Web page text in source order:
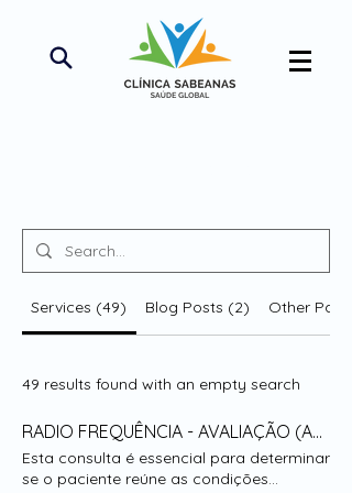
Services (49) Blog Posts (2) Other
49 results found with an empty search
RADIO FREQUÊNCIA - AVALIAÇÃO (ALN)
Esta consulta é essencial para determinar
se o paciente reúne as condições